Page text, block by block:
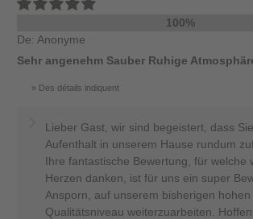
100%
De: Anonyme
Sehr angenehm Sauber Ruhige
Des détails indiquent
Lieber Gast, wir sind begeistert, dass
Aufenthalt in unserem Hause rundum
Ihre fantastische Bewertung, für welche
Herzen danken, ist für uns ein super
Ansporn, auf unserem bisherigen hohen
Qualitätsniveau weiterzuarbeiten.